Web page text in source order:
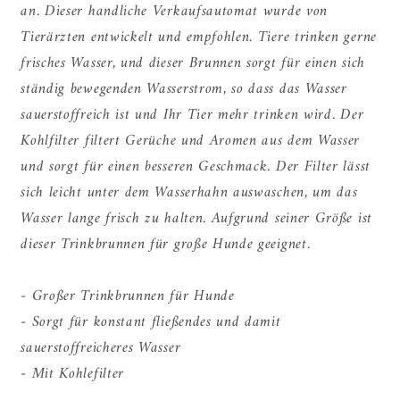
an. Dieser handliche Verkaufsautomat wurde von
Tierärzten entwickelt und empfohlen. Tiere trinken gerne
frisches Wasser, und dieser Brunnen sorgt für einen sich
ständig bewegenden Wasserstrom, so dass das Wasser
sauerstoffreich ist und Ihr Tier mehr trinken wird. Der
Kohlfilter filtert Gerüche und Aromen aus dem Wasser
und sorgt für einen besseren Geschmack. Der Filter lässt
sich leicht unter dem Wasserhahn auswaschen, um das
Wasser lange frisch zu halten. Aufgrund seiner Größe ist
dieser Trinkbrunnen für große Hunde geeignet.
- Großer Trinkbrunnen für Hunde
- Sorgt für konstant fließendes und damit
sauerstoffreicheres Wasser
- Mit Kohlefilter